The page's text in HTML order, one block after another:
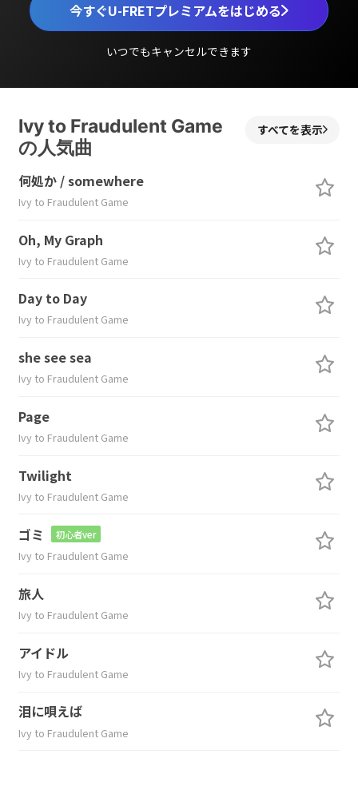
今すぐU-FRETプレミアムをはじめる
いつでもキャンセルできます
Ivy to Fraudulent Game
の人気曲
すべてを表示
何処か / somewhere
Ivy to Fraudulent Game
Oh, My Graph
Ivy to Fraudulent Game
Day to Day
Ivy to Fraudulent Game
she see sea
Ivy to Fraudulent Game
Page
Ivy to Fraudulent Game
Twilight
Ivy to Fraudulent Game
ゴミ 初心者ver
Ivy to Fraudulent Game
旅人
Ivy to Fraudulent Game
アイドル
Ivy to Fraudulent Game
泪に唄えば
Ivy to Fraudulent Game